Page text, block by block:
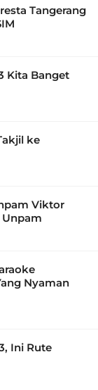
Tangerang
Kita Banget
ke
Viktor
Nyaman
Ini Rute